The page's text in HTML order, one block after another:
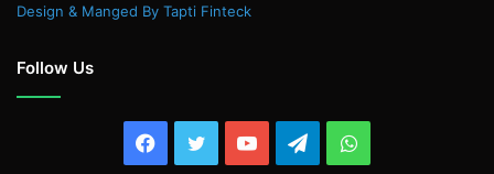
Design & Manged By Tapti Finteck
Follow Us
Facebook
TwitterYouTubeTelegramWhatsApp